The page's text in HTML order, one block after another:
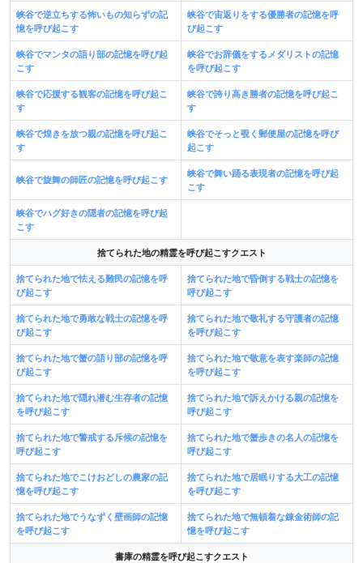
峡谷で逆立ちする怖いもの知らずの記
憶を呼び起こす
峡谷で宙返りをする優勝者の記憶を呼
び起こす
峡谷でマンタの語り部の記憶を呼び起
こす
峡谷でお辞儀をするメダリストの記憶
を呼び起こす
峡谷で応援する観客の記憶を呼び起こ
す
峡谷で誇り高き勝者の記憶を呼び起こ
す
峡谷で煌きを放つ親の記憶を呼び起こ
す
峡谷でそっと覗く郵便屋の記憶を呼び
起こす
峡谷で旋舞の師匠の記憶を呼び起こす
峡谷で舞い踊る表現者の記憶を呼び起
こす
峡谷でハグ好きの隠者の記憶を呼び起
こす
捨てられた地の精霊を呼び起こすクエスト
捨てられた地で怯える難民の記憶を呼
び起こす
捨てられた地で昏倒する戦士の記憶を
呼び起こす
捨てられた地で勇敢な戦士の記憶を呼
び起こす
捨てられた地で敬礼する守護者の記憶
を呼び起こす
捨てられた地で蟹の語り部の記憶を呼
び起こす
捨てられた地で敬意を表す楽師の記憶
を呼び起こす
捨てられた地で隠れ潜む生存者の記憶
を呼び起こす
捨てられた地で訴えかける親の記憶を
呼び起こす
捨てられた地で警戒する斥候の記憶を
呼び起こす
捨てられた地で蟹歩きの名人の記憶を
呼び起こす
捨てられた地でこけおどしの農家の記
憶を呼び起こす
捨てられた地で居眠りする大工の記憶
を呼び起こす
捨てられた地でうなずく壁画師の記憶
を呼び起こす
捨てられた地で無頓着な錬金術師の記
憶を呼び起こす
書庫の精霊を呼び起こすクエスト